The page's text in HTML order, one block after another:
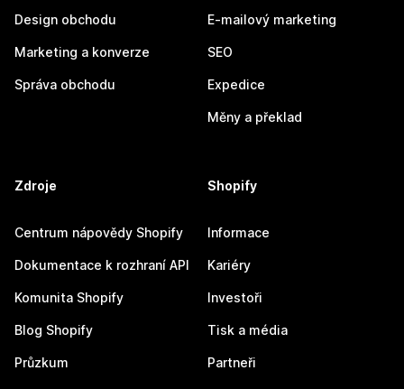
Design obchodu
Marketing a konverze
Správa obchodu
E-mailový marketing
SEO
Expedice
Měny a překlad
Zdroje
Centrum nápovědy Shopify
Dokumentace k rozhraní API
Komunita Shopify
Blog Shopify
Průzkum
Shopify
Informace
Kariéry
Investoři
Tisk a média
Partneři